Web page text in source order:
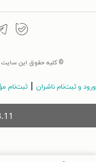
© کلیه حقوق این سایت
ورود و ثبت‌نام ناشران ثبت‌نام